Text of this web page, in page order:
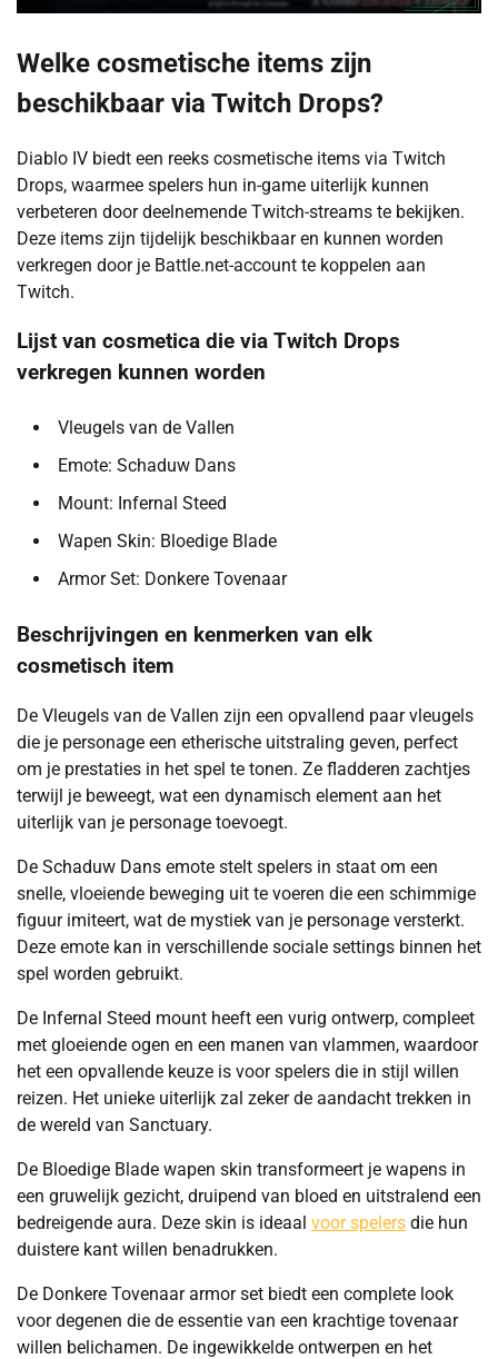
Welke cosmetische items zijn
beschikbaar via Twitch Drops?
Diablo IV biedt een reeks cosmetische items via Twitch
Drops, waarmee spelers hun in-game uiterlijk kunnen
verbeteren door deelnemende Twitch-streams te bekijken.
Deze items zijn tijdelijk beschikbaar en kunnen worden
verkregen door je Battle.net-account te koppelen aan
Twitch.
Lijst van cosmetica die via Twitch Drops
verkregen kunnen worden
Vleugels van de Vallen
Emote: Schaduw Dans
Mount: Infernal Steed
Wapen Skin: Bloedige Blade
Armor Set: Donkere Tovenaar
Beschrijvingen en kenmerken van elk
cosmetisch item
De Vleugels van de Vallen zijn een opvallend paar vleugels
die je personage een etherische uitstraling geven, perfect
om je prestaties in het spel te tonen. Ze fladderen zachtjes
terwijl je beweegt, wat een dynamisch element aan het
uiterlijk van je personage toevoegt.
De Schaduw Dans emote stelt spelers in staat om een
snelle, vloeiende beweging uit te voeren die een schimmige
figuur imiteert, wat de mystiek van je personage versterkt.
Deze emote kan in verschillende sociale settings binnen het
spel worden gebruikt.
De Infernal Steed mount heeft een vurig ontwerp, compleet
met gloeiende ogen en een manen van vlammen, waardoor
het een opvallende keuze is voor spelers die in stijl willen
reizen. Het unieke uiterlijk zal zeker de aandacht trekken in
de wereld van Sanctuary.
De Bloedige Blade wapen skin transformeert je wapens in
een gruwelijk gezicht, druipend van bloed en uitstralend een
bedreigende aura. Deze skin is ideaal voor spelers die hun
duistere kant willen benadrukken.
De Donkere Tovenaar armor set biedt een complete look
voor degenen die de essentie van een krachtige tovenaar
willen belichamen. De ingewikkelde ontwerpen en het